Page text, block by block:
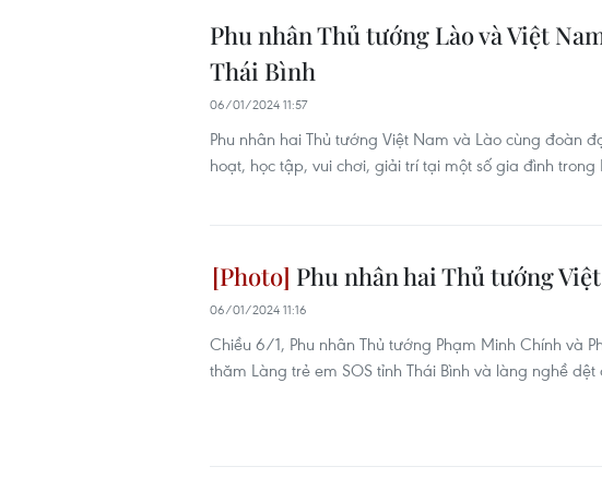
Phu nhân Thủ tướng Lào và Việt
Thái Bình
06/01/2024 11:57
Phu nhân hai Thủ tướng Việt Nam và Lào cùng đoàn
hoạt, học tập, vui chơi, giải trí tại một số gia đình trong
Phu nhân hai Thủ tướng
06/01/2024 11:16
Chiều 6/1, Phu nhân Thủ tướng Phạm Minh Chính và
thăm Làng trẻ em SOS tỉnh Thái Bình và làng nghề